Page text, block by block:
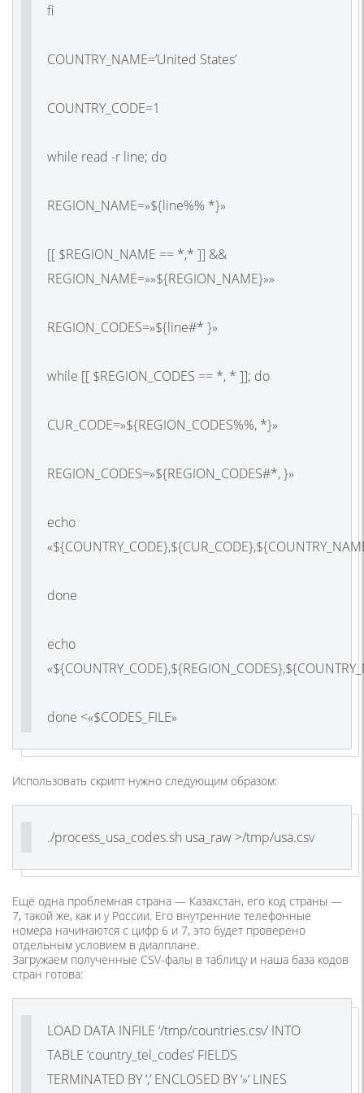
fi
COUNTRY_NAME=’United States’
COUNTRY_CODE=1
while read -r line; do
REGION_NAME=»${line%% *}»
[[ $REGION_NAME == *,* ]] &&
REGION_NAME=»»${REGION_NAME}»»
REGION_CODES=»${line#* }»
while [[ $REGION_CODES == *, * ]]; do
CUR_CODE=»${REGION_CODES%%, *}»
REGION_CODES=»${REGION_CODES#*, }»
echo
done
echo
done <«$CODES_FILE»
Использовать скрипт нужно следующим образом:
./process_usa_codes.sh usa_raw >/tmp/usa.csv
Ещё одна проблемная страна — Казахстан, его код страны —
7, такой же, как и у России. Его внутренние телефонные
номера начинаются с цифр 6 и 7, это будет проверено
отдельным условием в диалплане.
Загружаем полученные CSV-фалы в таблицу и наша база кодов
стран готова:
LOAD DATA INFILE ‘/tmp/countries.csv’ INTO
TABLE ‘country_tel_codes’ FIELDS
TERMINATED BY ‘,’ ENCLOSED BY ‘»‘ LINES